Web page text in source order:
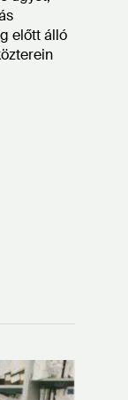
előtt álló